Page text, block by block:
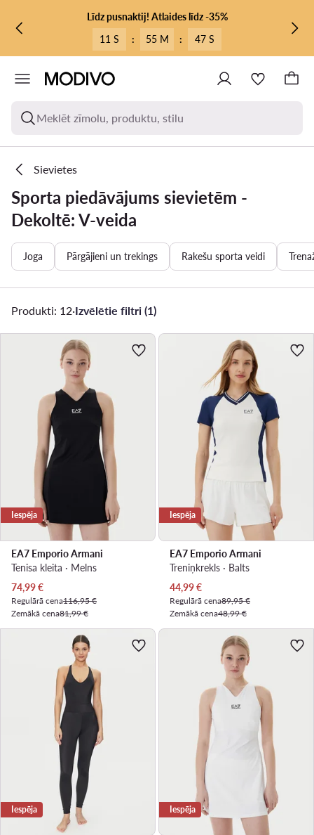
PĀRIET UZ GALVENO SATURU
PĀRIET UZ MEKLĒŠANULīdz pusnaktij! Atlaides līdz -35%
11 S
: 55 M : 46 S
Meklēt zīmolu, produktu, stilu
Sievietes
Sporta piedāvājums sievietēm -
Dekoltē: V-veida
Joga Pārgājieni un trekings Rakešu sporta veidi
Produkti: 12·Izvēlētie filtri (1)
Iespēja
EA7 Emporio Armani
Tenisa kleita · Melns
Pašreizējā cena
74,99€
Regulārā cena116,95 €
Zemākā cena81,99 €
Iespēja
EA7 Emporio Armani
Treniņkrekls · Balts
Pašreizējā cena
44,99€
Regulārā cena89,95 €
Zemākā cena48,99 €
Iespēja Iespēja